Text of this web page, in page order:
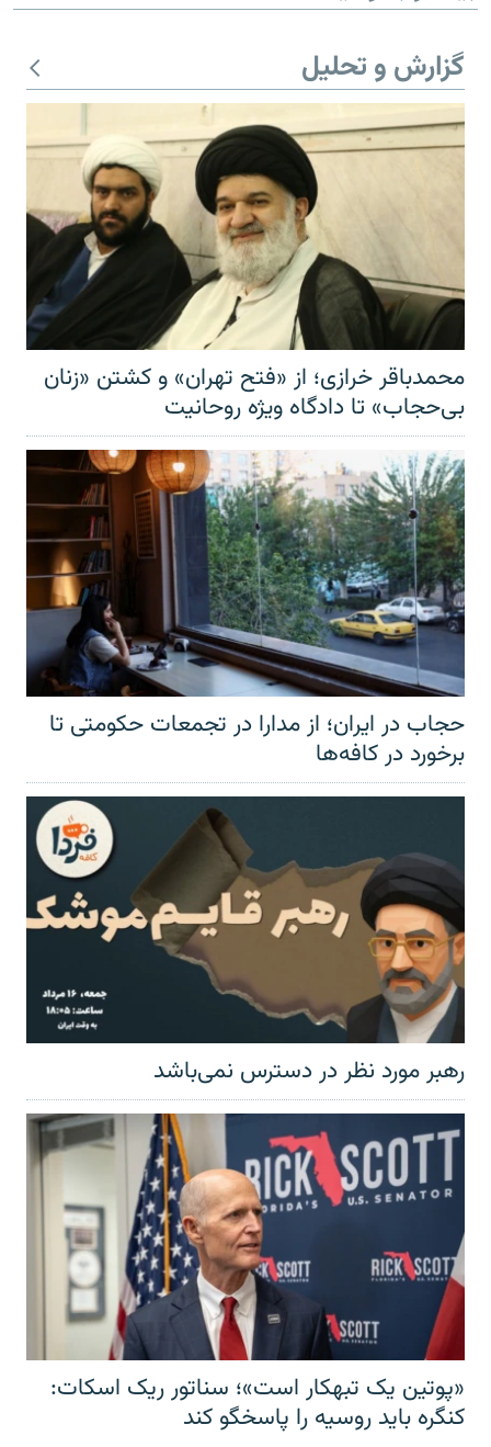
گزارش و تحلیل
محمدباقر خرازی؛ از «فتح تهران» و کشتن «زنان
بی‌حجاب» تا دادگاه ویژه روحانیت
حجاب در ایران؛ از مدارا در تجمعات حکومتی تا
برخورد در کافه‌ها
رهبر مورد نظر در دسترس نمی‌باشد
«پوتین یک تبهکار است»؛ سناتور ریک اسکات:
کنگره باید روسیه را پاسخگو کند